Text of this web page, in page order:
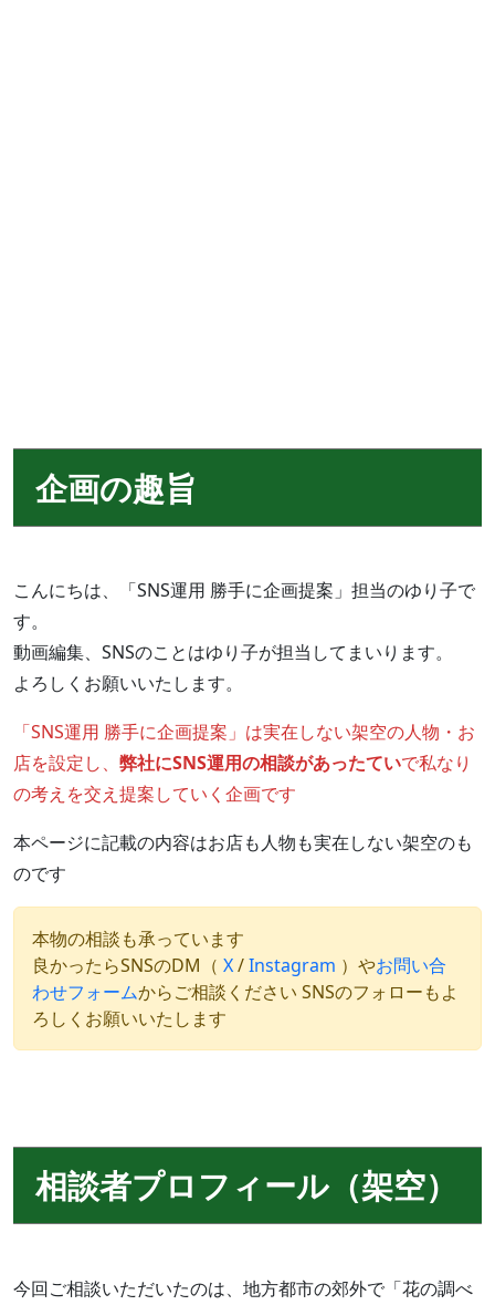
企画の趣旨
こんにちは、「SNS運用 勝手に企画提案」担当のゆり子で
す。
動画編集、SNSのことはゆり子が担当してまいります。
よろしくお願いいたします。
「SNS運用 勝手に企画提案」は実在しない架空の人物・お
店を設定し、 弊社にSNS運用の相談があったていで私なり
の考えを交え提案していく企画です
本ページに記載の内容はお店も人物も実在しない架空のも
のです
本物の相談も承っています
良かったらSNSのDM（ X/Instagram ）やお問い合
わせフォームからご相談ください SNSのフォローもよ
ろしくお願いいたします
相談者プロフィール（架空）
今回ご相談いただいたのは、地方都市の郊外で「花の調べ